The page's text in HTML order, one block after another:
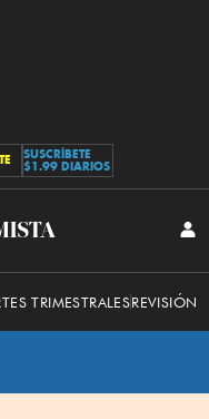
SUSCRÍBETE
$1.99 DIARIOS
TRIMESTRALESREVISIÓN